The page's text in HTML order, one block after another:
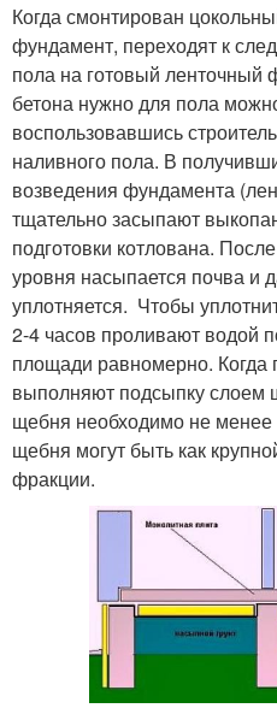
Когда смонтирован
фундамент, переходят к
пола на готовый ленточный
бетона нужно для пола
воспользовавшись
наливного пола. В
возведения фундамента
тщательно засыпают
подготовки котлована.
уровня насыпается почва и
уплотняется. Чтобы
2-4 часов проливают водой
площади равномерно. Когда
выполняют подсыпку слоем
щебня необходимо не
щебня могут быть как
фракции.